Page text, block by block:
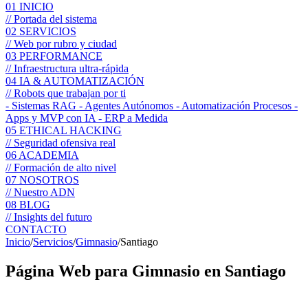
01 INICIO
// Portada del sistema
02 SERVICIOS
// Web por rubro y ciudad
03 PERFORMANCE
// Infraestructura ultra-rápida
04 IA & AUTOMATIZACIÓN
// Robots que trabajan por ti
- Sistemas RAG - Agentes Autónomos - Automatización Procesos -
Apps y MVP con IA - ERP a Medida
05 ETHICAL HACKING
// Seguridad ofensiva real
06 ACADEMIA
// Formación de alto nivel
07 NOSOTROS
// Nuestro ADN
08 BLOG
// Insights del futuro
CONTACTO
Inicio/Servicios/Gimnasio/Santiago
Página Web para Gimnasio en Santiago